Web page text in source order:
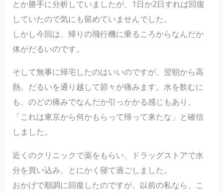
とか勝手に分析していましたが、1日か2日すれば回復
していたので気にも留めていませんでした。
しかし今回は、帰りの飛行機に乗るころからなんだか
体がだるいのです。
そして無事に帰宅したのはいいのですが、翌朝から高
熱。だるいを通り越して節々が痛みます。水を飲むに
も、のどの痛みでなんだか引っかかる感じもあり、
「これは東京から何かもらって帰って来たな」と確信
しました。
近くのクリニックで薬をもらい、ドラッグストアで水
分を買い込み、とにかく寝て過ごしました。
おかげで順調に回復したのですが、以前の私なら、こ